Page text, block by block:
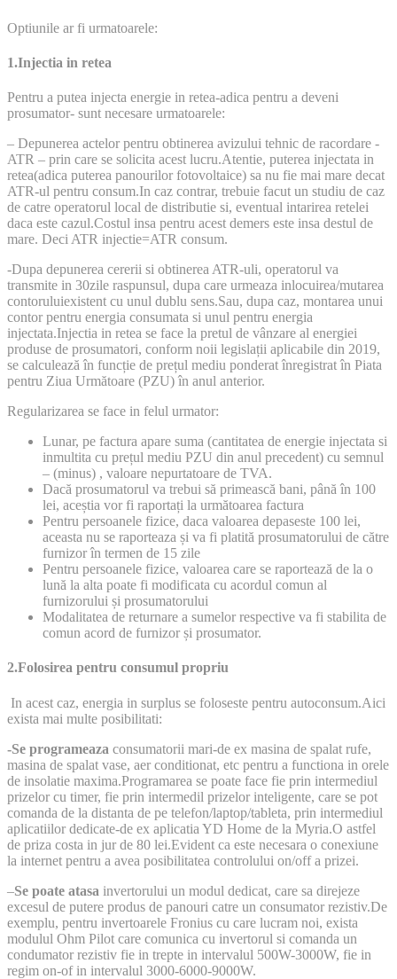
Optiunile ar fi urmatoarele:
1.Injectia in retea
Pentru a putea injecta energie in retea-adica pentru a deveni
prosumator- sunt necesare urmatoarele:
– Depunerea actelor pentru obtinerea avizului tehnic de racordare -
ATR – prin care se solicita acest lucru.Atentie, puterea injectata in
retea(adica puterea panourilor fotovoltaice) sa nu fie mai mare decat
ATR-ul pentru consum.In caz contrar, trebuie facut un studiu de caz
de catre operatorul local de distributie si, eventual intarirea retelei
daca este cazul.Costul insa pentru acest demers este insa destul de
mare. Deci ATR injectie=ATR consum.
-Dupa depunerea cererii si obtinerea ATR-uli, operatorul va
transmite in 30zile raspunsul, dupa care urmeaza inlocuirea/mutarea
contoruluiexistent cu unul dublu sens.Sau, dupa caz, montarea unui
contor pentru energia consumata si unul pentru energia
injectata.Injectia in retea se face la pretul de vânzare al energiei
produse de prosumatori, conform noii legislații aplicabile din 2019,
se calculează în funcție de prețul mediu ponderat înregistrat în Piata
pentru Ziua Următoare (PZU) în anul anterior.
Regularizarea se face in felul urmator:
Lunar, pe factura apare suma (cantitatea de energie injectata si
inmultita cu prețul mediu PZU din anul precedent) cu semnul
– (minus) , valoare nepurtatoare de TVA.
Dacă prosumatorul va trebui să primească bani, până în 100
lei, aceștia vor fi raportați la următoarea factura
Pentru persoanele fizice, daca valoarea depaseste 100 lei,
aceasta nu se raporteaza și va fi platită prosumatorului de către
furnizor în termen de 15 zile
Pentru persoanele fizice, valoarea care se raportează de la o
lună la alta poate fi modificata cu acordul comun al
furnizorului și prosumatorului
Modalitatea de returnare a sumelor respective va fi stabilita de
comun acord de furnizor și prosumator.
2.Folosirea pentru consumul propriu
In acest caz, energia in surplus se foloseste pentru autoconsum.Aici
exista mai multe posibilitati:
-Se programeaza consumatorii mari-de ex masina de spalat rufe,
masina de spalat vase, aer conditionat, etc pentru a functiona in orele
de insolatie maxima.Programarea se poate face fie prin intermediul
prizelor cu timer, fie prin intermedil prizelor inteligente, care se pot
comanda de la distanta de pe telefon/laptop/tableta, prin intermediul
aplicatiilor dedicate-de ex aplicatia YD Home de la Myria.O astfel
de priza costa in jur de 80 lei.Evident ca este necesara o conexiune
la internet pentru a avea posibilitatea controlului on/off a prizei.
–Se poate atasa invertorului un modul dedicat, care sa direjeze
excesul de putere produs de panouri catre un consumator rezistiv.De
exemplu, pentru invertoarele Fronius cu care lucram noi, exista
modulul Ohm Pilot care comunica cu invertorul si comanda un
condumator rezistiv fie in trepte in intervalul 500W-3000W, fie in
regim on-of in intervalul 3000-6000-9000W.